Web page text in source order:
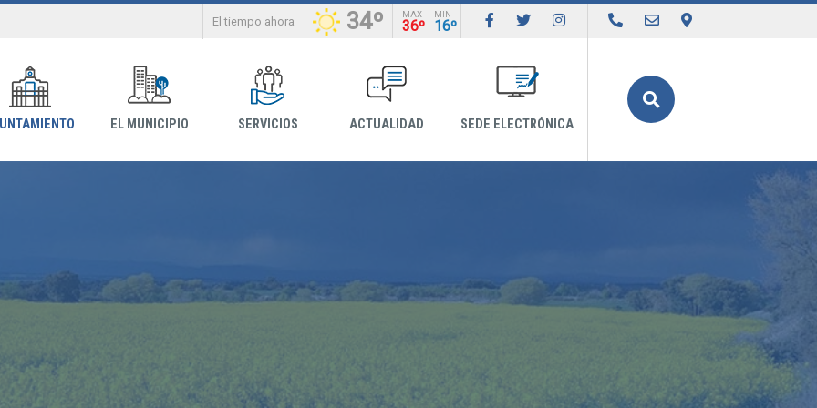
El tiempo ahora 34º MAX
36º
MIN
16º
EL MUNICIPIO SERVICIOS ACTUALIDAD SEDE ELECTRÓNICA